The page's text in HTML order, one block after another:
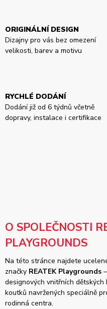
ORIGINÁLNÍ DESIGN
Dizajny pro vás bez omezení
velikosti, barev a motivu
RYCHLÉ DODÁNÍ
Dodání již od 6 týdnů včetně
dopravy, instalace i certifikace
O SPOLEČNOSTI
PLAYGROUNDS
Na této stránce najdete
značky REATEK Playgrounds
designových vnitřních
koutků navržených speciálně
rodinná centra.